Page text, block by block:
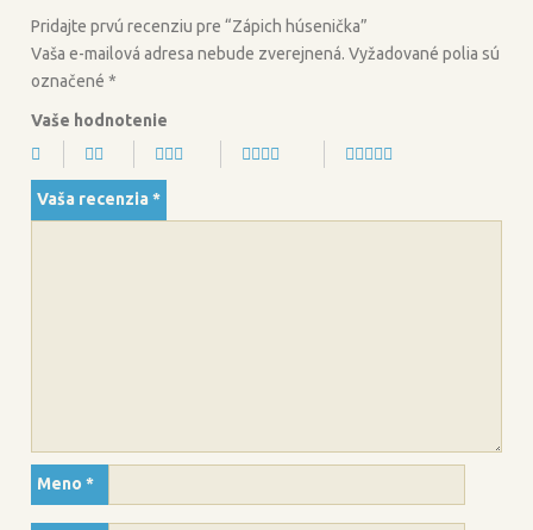
Pridajte prvú recenziu pre “Zápich húsenička”
Vaša e-mailová adresa nebude zverejnená. Vyžadované polia sú
označené *
Vaše hodnotenie
Vaša recenzia *
Meno *